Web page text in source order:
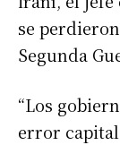
se
Segunda
“Los
error capital